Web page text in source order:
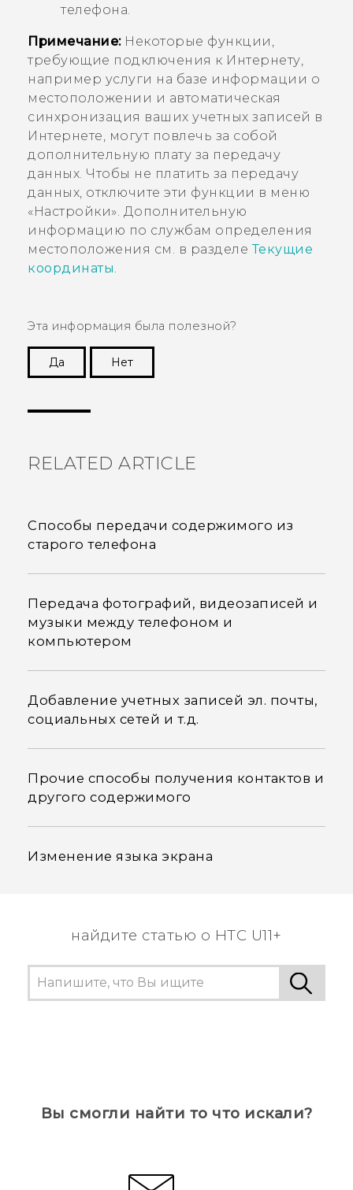
телефона.
Примечание:Некоторые функции,
требующие подключения к Интернету,
например услуги на базе информации о
местоположении и автоматическая
синхронизация ваших учетных записей в
Интернете, могут повлечь за собой
дополнительную плату за передачу
данных. Чтобы не платить за передачу
данных, отключите эти функции в меню
«Настройки». Дополнительную
информацию по службам определения
местоположения см. в разделеТекущие
координаты
Эта информация была полезной?
Да
Нет
RELATED ARTICLE
Способы передачи содержимого из
старого телефона
Передача фотографий, видеозаписей и
музыки между телефоном и
компьютером
Добавление учетных записей эл. почты,
социальных сетей и т.д.
Прочие способы получения контактов и
другого содержимого
Изменение языка экрана
найдите статью о HTC U11+
Вы смогли найти то что искали?